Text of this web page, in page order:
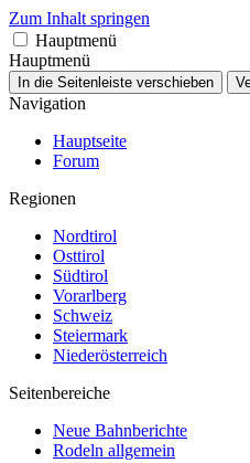
Zum Inhalt springen
Hauptmenü
Hauptmenü
In die Seitenleiste verschieben
Navigation
Hauptseite
Forum
Regionen
Nordtirol
Osttirol
Südtirol
Vorarlberg
Schweiz
Steiermark
Niederösterreich
Seitenbereiche
Neue Bahnberichte
Rodeln allgemein